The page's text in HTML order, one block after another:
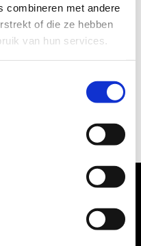
combineren met andere
of die ze hebben
van hun services.
de sollicitatie te
één of meerdere
in onze database
je gegevens tot 36
de procedure. Je kan
in te trekken. Meer
Statement van Proud